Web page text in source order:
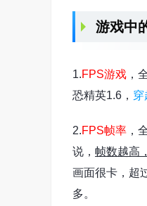
游戏中
1.FPS游戏 ，
恐精英1.6， 穿
2.FPS帧率 ，
说， 帧数越高
画面很卡，超
多。